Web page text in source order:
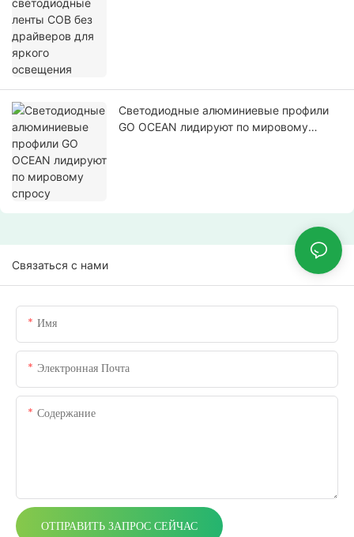
Светодиодные алюминиевые профили
GO OCEAN лидируют по мировому
Связаться с нами
Имя
Электронная Почта
Содержание
ОТПРАВИТЬ ЗАПРОС СЕЙЧАС